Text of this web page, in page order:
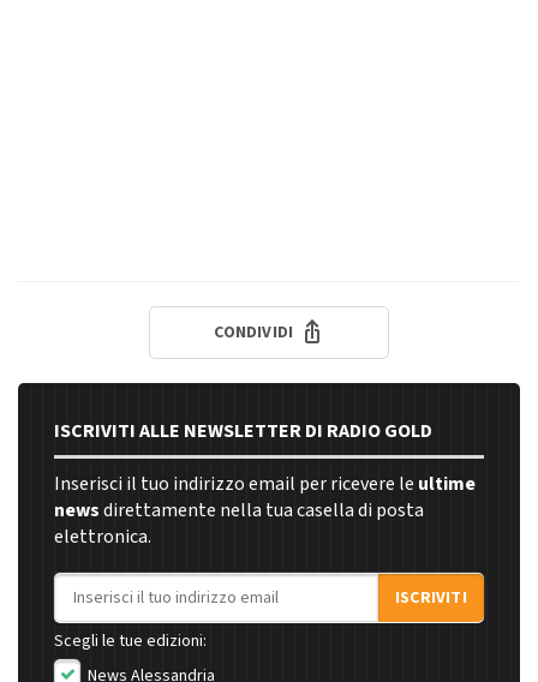
CONDIVIDI
ISCRIVITI ALLE NEWSLETTER DI RADIO GOLD
Inserisci il tuo indirizzo email per ricevere le ultime
newsdirettamente nella tua casella di posta
elettronica.
Indirizzo email
ISCRIVITI
Scegli le tue edizioni:
News Alessandria